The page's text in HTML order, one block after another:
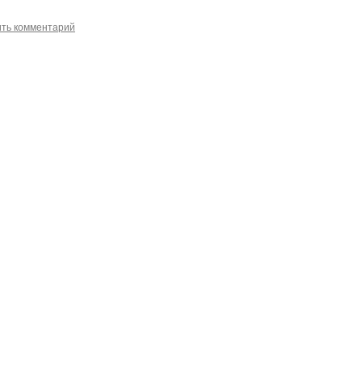
комментарий